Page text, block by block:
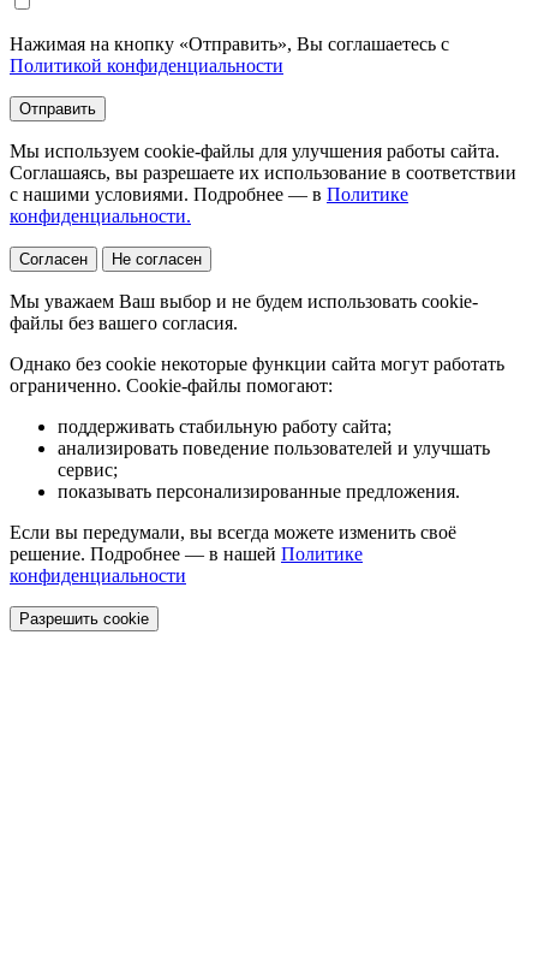
Нажимая на кнопку «Отправить», Вы соглашаетесь с
Политикой конфиденциальности
Отправить
Мы используем cookie-файлы для улучшения работы сайта.
Соглашаясь, вы разрешаете их использование в соответствии
с нашими условиями. Подробнее — в Политике
конфиденциальности.
Согласен Не согласен
Мы уважаем Ваш выбор и не будем использовать cookie-
файлы без вашего согласия.
Однако без cookie некоторые функции сайта могут работать
ограниченно. Cookie-файлы помогают:
поддерживать стабильную работу сайта;
анализировать поведение пользователей и улучшать
сервис;
показывать персонализированные предложения.
Если вы передумали, вы всегда можете изменить своё
решение. Подробнее — в нашей Политике
конфиденциальности
Разрешить cookie